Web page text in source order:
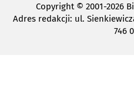
Copyright © 2001-2026
Adres redakcji: ul.
746